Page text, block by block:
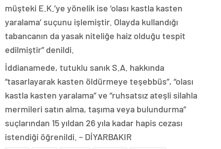
müşteki E.K.’ye yönelik ise ‘olası kastla kasten
yaralama’ suçunu işlemiştir. Olayda kullandığı
tabancanın da yasak niteliğe haiz olduğu tespit
edilmiştir” denildi.
İddianamede, tutuklu sanık S.A. hakkında
“tasarlayarak kasten öldürmeye teşebbüs”, “olası
kastla kasten yaralama” ve “ruhsatsız ateşli silahla
mermileri satın alma, taşıma veya bulundurma”
suçlarından 15 yıldan 26 yıla kadar hapis cezası
istendiği öğrenildi. – DİYARBAKIR